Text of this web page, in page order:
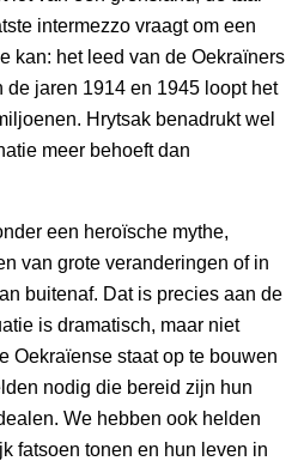
intermezzo vraagt om een
kan: het leed van de Oekraïners
de jaren 1914 en 1945 loopt het
Hrytsak benadrukt wel
meer behoeft dan
een heroïsche mythe,
van grote veranderingen of in
buitenaf. Dat is precies aan de
is dramatisch, maar niet
Oekraïense staat op te bouwen
nodig die bereid zijn hun
We hebben ook helden
fatsoen tonen en hun leven in